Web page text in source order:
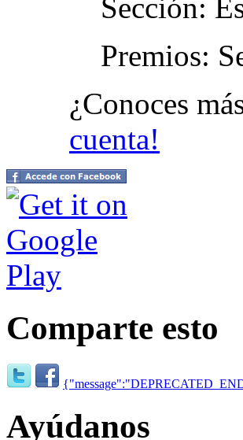
Sección:
Premios:
¿Conoces
cuenta!
Comparte esto
Ayúdanos